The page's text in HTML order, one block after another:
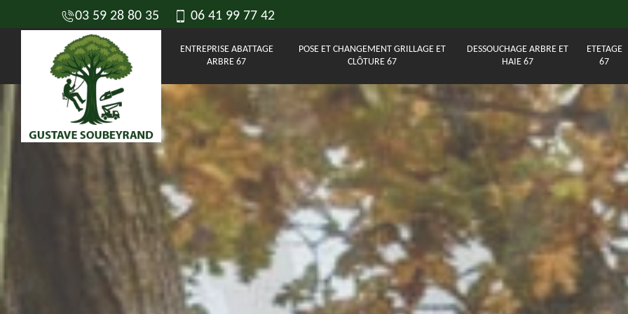
03 59 28 80 35 06 41 99 77 42
ENTREPRISE ABATTAGE
ARBRE 67
POSE ET CHANGEMENT GRILLAGE ET
CLÔTURE 67
DESSOUCHAGE ARBRE ET
HAIE 67
ETETAGE
67